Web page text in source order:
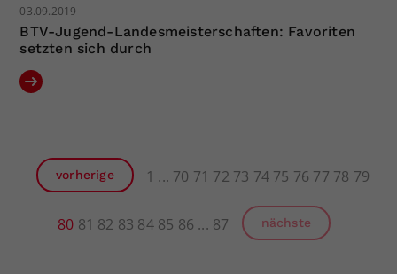
03.09.2019
BTV-Jugend-Landesmeisterschaften: Favoriten
setzten sich durch
vorherige 1 70 71 72 73 74 75 76 77 78 79
80 81 82 83 84 85 86 87 nächste